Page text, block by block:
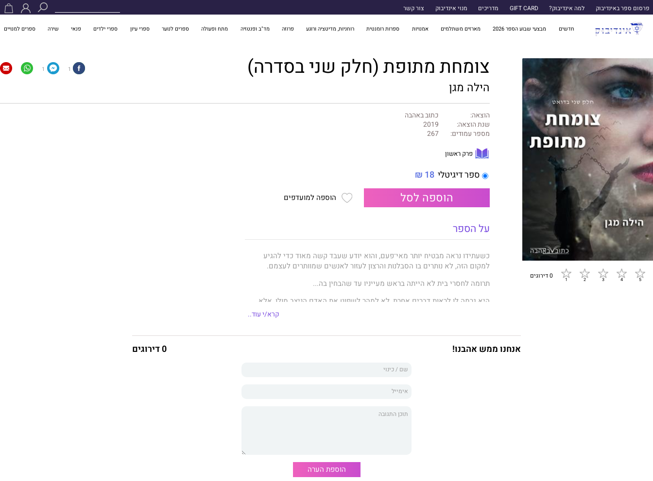
פרסום ספר באינדיבוק למה אינדיבוק? GIFT CARD מדריכים מנוי אינדיבוק צור קשר
חדשים מבצעי שבוע הספר 2026 מארזים משתלמים אמנויות ספרות רומנטית רוחניות, מדיטציה ורוגע פרוזה מד"ב ופנטזיה מתח ופעולה ספרים לנוער ספרי עיון ספרי ילדים פנאי שירה ספרים למנויים
0 דירוגים
צומחת מתופת (חלק שני בסדרה) 1
1
הילה מגן
הוצאה:
כתוב באהבה
שנת הוצאה:
2019
מספר עמודים:
267
פרק ראשון
ספר דיגיטלי 18 ₪
הוספה לסל הוספה למועדפים
על הספר
כשעתידו נראה מבטיח יותר מאי־פעם, והוא יודע שעבד קשה מאוד כדי להגיע
למקום הזה, לא נותרים בו הסבלנות והרצון לעזור לאנשים שמוותרים לעצמם.
תרומה לחסרי בית לא הייתה בראש מעייניו עד שהבחין בה...
היא גרמה לו לראות דברים אחרת, לא למהר לשפוט את האדם הניצב מולו, אלא
להכיל ולהבין. הוא פיתח רגשות שלא חשב שירגיש כלפי אישה זרה, אישה
עשור שלם שאמור היה להיות שנות נעוריה הפך לסיוט של חייה. היא הייתה ילדה
בת שלוש־עשרה כאשר נחטפה והושלכה לתוך עולם אכזר, עולם שלא היה קיים
חיה כדי לשרוד
עורך דין סקרן שלא מרפה ממנה, מעבירים אותה תהליך של הגשמה עצמית. היא
קרא/י עוד..
אנחנו ממש אהבנו! 0 דירוגים
הוספת הערה